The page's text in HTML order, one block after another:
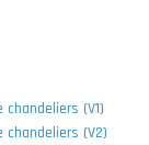
(V1)
(V2)